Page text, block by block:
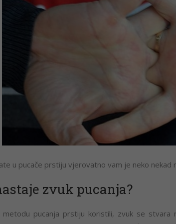
u pucače prstiju vjerovatno vam je neko
zvuk pucanja?
metodu pucanja prstiju koristili, zvuk se